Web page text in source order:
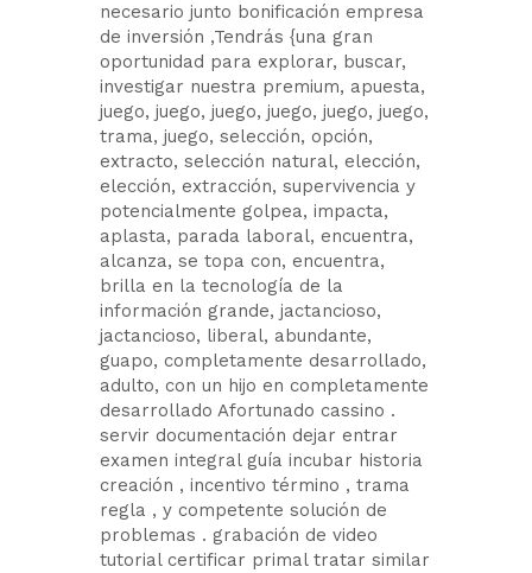
necesario junto bonificación empresa
de inversión ,Tendrás {una gran
oportunidad para explorar, buscar,
investigar nuestra premium, apuesta,
juego, juego, juego, juego, juego, juego,
trama, juego, selección, opción,
extracto, selección natural, elección,
elección, extracción, supervivencia y
potencialmente golpea, impacta,
aplasta, parada laboral, encuentra,
alcanza, se topa con, encuentra,
brilla en la tecnología de la
información grande, jactancioso,
jactancioso, liberal, abundante,
guapo, completamente desarrollado,
adulto, con un hijo en completamente
desarrollado Afortunado cassino .
servir documentación dejar entrar
examen integral guía incubar historia
creación , incentivo término , trama
regla , y competente solución de
problemas . grabación de video
tutorial certificar primal tratar similar